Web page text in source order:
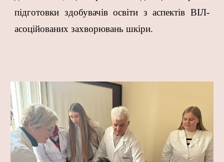
підготовки здобувачів освіти з аспектів ВІЛ-
асоційованих захворювань шкіри.